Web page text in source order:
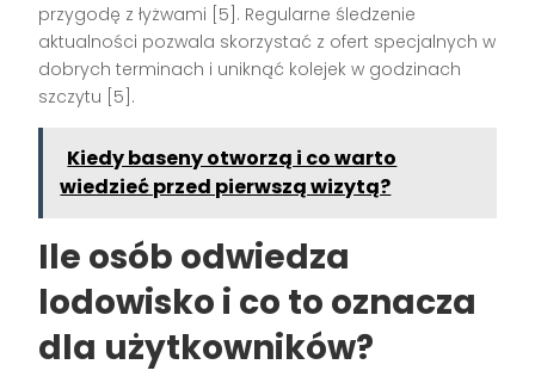
przygodę z łyżwami [5]. Regularne śledzenie
aktualności pozwala skorzystać z ofert specjalnych w
dobrych terminach i uniknąć kolejek w godzinach
szczytu [5].
Kiedy baseny otworzą i co warto
wiedzieć przed pierwszą wizytą?
Ile osób odwiedza
lodowisko i co to oznacza
dla użytkowników?